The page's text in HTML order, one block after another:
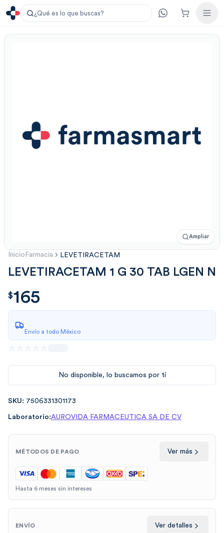
¿Qué es lo que buscas?
Ampliar
Inicio Farmacia LEVETIRACETAM
LEVETIRACETAM 1 G 30 TAB LGEN N
$ 165.00
$165
Envío a todo México
No disponible, lo buscamos por tí
SKU: 7506331301173
Laboratorio:AUROVIDA FARMACEUTICA SA DE CV
MÉTODOS DE PAGO Ver más
Hasta 6 meses sin intereses
ENVÍO Ver detalles